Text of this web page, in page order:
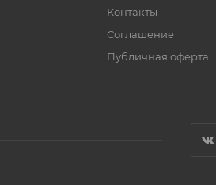
Контакты
Соглашение
Публичная оферта